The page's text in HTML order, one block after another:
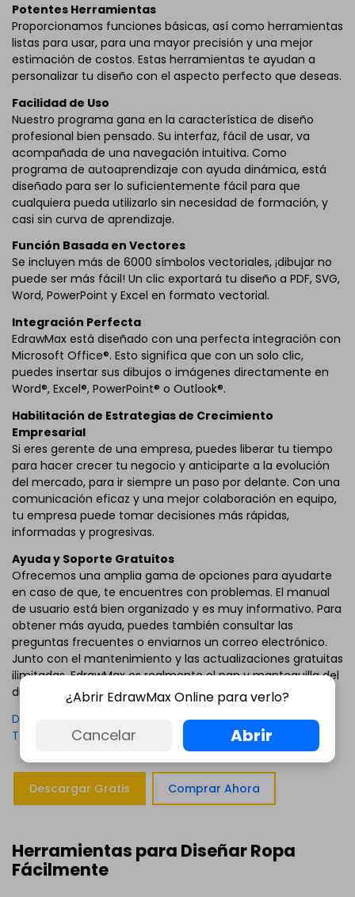
Potentes Herramientas
Proporcionamos funciones básicas, así como herramientas
listas para usar, para una mayor precisión y una mejor
estimación de costos. Estas herramientas te ayudan a
personalizar tu diseño con el aspecto perfecto que deseas.
Facilidad de Uso
Nuestro programa gana en la característica de diseño
profesional bien pensado. Su interfaz, fácil de usar, va
acompañada de una navegación intuitiva. Como
programa de autoaprendizaje con ayuda dinámica, está
diseñado para ser lo suficientemente fácil para que
cualquiera pueda utilizarlo sin necesidad de formación, y
casi sin curva de aprendizaje.
Función Basada en Vectores
Se incluyen más de 6000 símbolos vectoriales, ¡dibujar no
puede ser más fácil! Un clic exportará tu diseño a PDF, SVG,
Word, PowerPoint y Excel en formato vectorial.
Integración Perfecta
EdrawMax está diseñado con una perfecta integración con
Microsoft Office®. Esto significa que con un solo clic,
puedes insertar sus dibujos o imágenes directamente en
Word®, Excel®, PowerPoint® o Outlook®.
Habilitación de Estrategias de Crecimiento
Empresarial
Si eres gerente de una empresa, puedes liberar tu tiempo
para hacer crecer tu negocio y anticiparte a la evolución
del mercado, para ir siempre un paso por delante. Con una
comunicación eficaz y una mejor colaboración en equipo,
tu empresa puede tomar decisiones más rápidas,
informadas y progresivas.
Ayuda y Soporte Gratuitos
Ofrecemos una amplia gama de opciones para ayudarte
en caso de que, te encuentres con problemas. El manual
de usuario está bien organizado y es muy informativo. Para
obtener más ayuda, puedes también consultar las
preguntas frecuentes o enviarnos un correo electrónico.
Junto con el mantenimiento y las actualizaciones gratuitas
ilimitadas, EdrawMax es realmente el pan y mantequilla del
diseño de ropa para hombres.
Descarga Gratis el Programa de Diseño de Moda y Mira
Todos los Ejemplos
Descargar Gratis Comprar Ahora
Herramientas para Diseñar Ropa
Fácilmente
¿Abrir EdrawMax Online para verlo?
Cancelar Abrir